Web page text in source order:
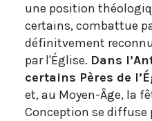
une position
certains, combattue
définitvement
par l'Église. Dans
certains Pères de
et, au Moyen-Âge, la
Conception se diffuse